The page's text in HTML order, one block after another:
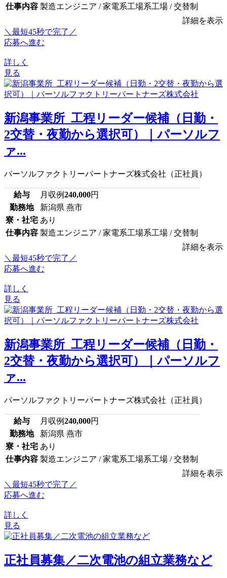
仕事内容 製造エンジニア / 家電系工場系工場 / 交替制
詳細を表示
＼最短45秒で完了／
応募へ進む
詳しく
見る
新潟事業所_工程リーダー候補（日勤・
2交替・夜勤から選択可）｜パーソルフ
ァ...
パーソルファクトリーパートナーズ株式会社（正社員）
給与 月収例240,000円
勤務地
新潟県 燕市
寮・社宅 あり
仕事内容 製造エンジニア / 家電系工場系工場 / 交替制
詳細を表示
＼最短45秒で完了／
応募へ進む
詳しく
見る
新潟事業所_工程リーダー候補（日勤・
2交替・夜勤から選択可）｜パーソルフ
ァ...
パーソルファクトリーパートナーズ株式会社（正社員）
給与 月収例240,000円
勤務地
新潟県 燕市
寮・社宅 あり
仕事内容 製造エンジニア / 家電系工場系工場 / 交替制
詳細を表示
＼最短45秒で完了／
応募へ進む
詳しく
見る
正社員募集／二次電池の組立業務など